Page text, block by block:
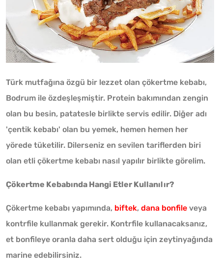
Türk mutfağına özgü bir lezzet olan çökertme kebabı,
Bodrum ile özdeşleşmiştir. Protein bakımından zengin
olan bu besin, patatesle birlikte servis edilir. Diğer adı
'çentik kebabı' olan bu yemek, hemen hemen her
yörede tüketilir. Dilerseniz en sevilen tariflerden biri
olan etli çökertme kebabı nasıl yapılır birlikte görelim.
Çökertme Kebabında Hangi Etler Kullanılır?
Çökertme kebabı yapımında, biftek, dana bonfile veya
kontrfile kullanmak gerekir. Kontrfile kullanacaksanız,
et bonfileye oranla daha sert olduğu için zeytinyağında
marine edebilirsiniz.